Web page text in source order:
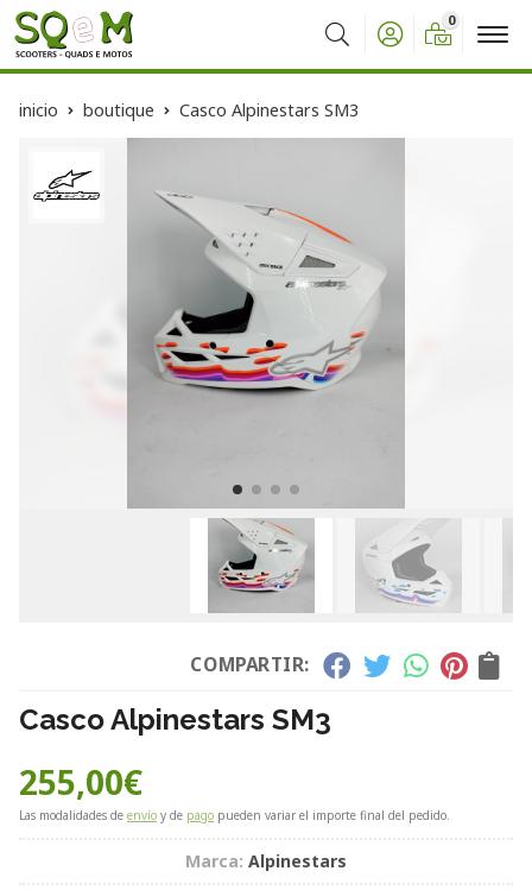
Buscar
0
inicio boutique Casco Alpinestars SM3
COMPARTIR:
Casco Alpinestars SM3
255,00€
Las modalidades de envío y de pago pueden variar el importe final del pedido.
Marca: Alpinestars